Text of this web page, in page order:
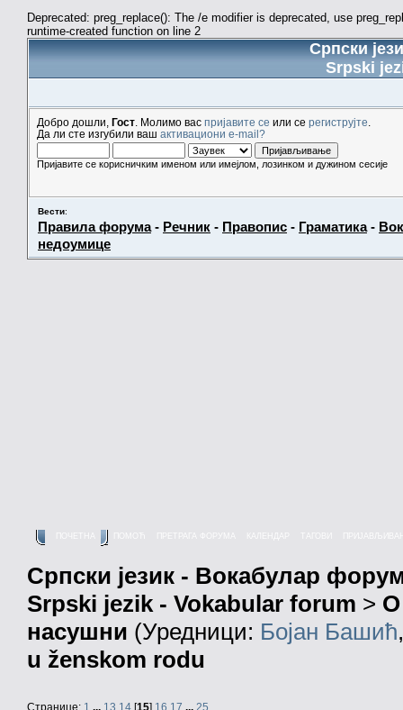
Deprecated: preg_replace(): The /e modifier is deprecated, use
runtime-created function on line 2
Српски
Srpski
Добро дошли, Гост . Молимо вас пријавите се или се региструјте
Да ли сте изгубили ваш активациони e-mail?
Пријавите се корисничким именом или имејлом, лозинком и дужином сесије
Вести:
Правила форума- Речник - Правопис - Граматика-
недоумице
КАЛЕНДАР
Српски језик - Вокабулар
Srpski jezik - Vokabular forum > О
насушни (Уредници: Бојан Башић
u ženskom rodu
Странице: 1 ... 13 14 [15] 16 17 ... 25